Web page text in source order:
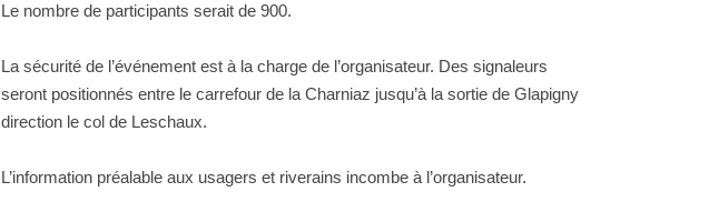
Le nombre de participants serait de 900.
La sécurité de l’événement est à la charge de l’organisateur. Des signaleurs
seront positionnés entre le carrefour de la Charniaz jusqu’à la sortie de Glapigny
direction le col de Leschaux.
L’information préalable aux usagers et riverains incombe à l’organisateur.